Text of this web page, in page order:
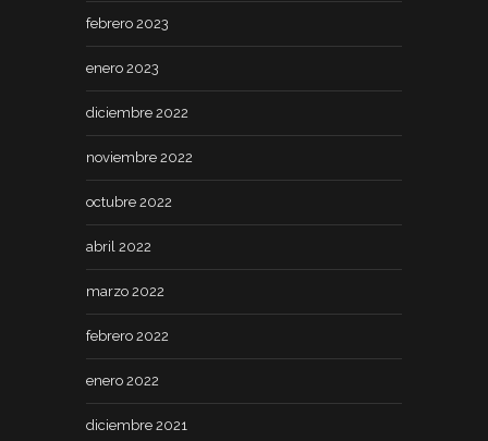
febrero 2023
enero 2023
diciembre 2022
noviembre 2022
octubre 2022
abril 2022
marzo 2022
febrero 2022
enero 2022
diciembre 2021